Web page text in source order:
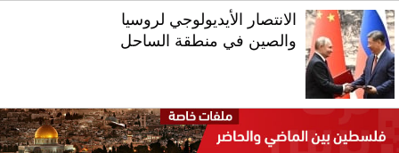
الانتصار الأيديولوجي لروسيا
والصين في منطقة الساحل